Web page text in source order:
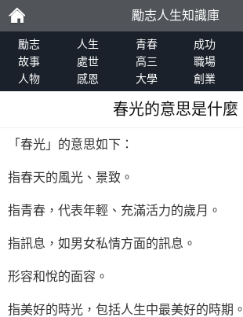
勵
志
勵志人生知識庫
勵志 人生 青春 成功
故事
處世 高三 職場
人物
感恩 大學 創業
春光的意思是什麼
「春光」的意思如下：
指春天的風光、景致。
指青春，代表年輕、充滿活力的歲月。
指訊息，如男女私情方面的訊息。
形容和悅的面容。
指美好的時光，包括人生中最美好的時期。